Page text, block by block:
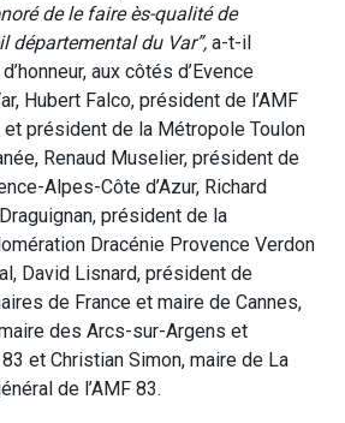
de le faire ès-qualité de
départemental du Var”, a-t-il
aux côtés d’Evence
Hubert Falco, président de l’AMF
et président de la Métropole Toulon
Renaud Muselier, président de
Alpes-Côte d’Azur, Richard
président de la
Dracénie Provence Verdon
David Lisnard, président de
de France et maire de Cannes,
des Arcs-sur-Argens et
et Christian Simon, maire de La
de l’AMF 83.